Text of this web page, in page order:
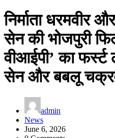
निर्माता धरमवीर
सेन की भोजपुरी
वीआईपी’ का
सेन और बबलू
admin
News
June 6, 2026